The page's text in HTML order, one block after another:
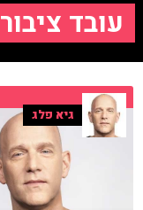
עובד ציבור
גיא פלג